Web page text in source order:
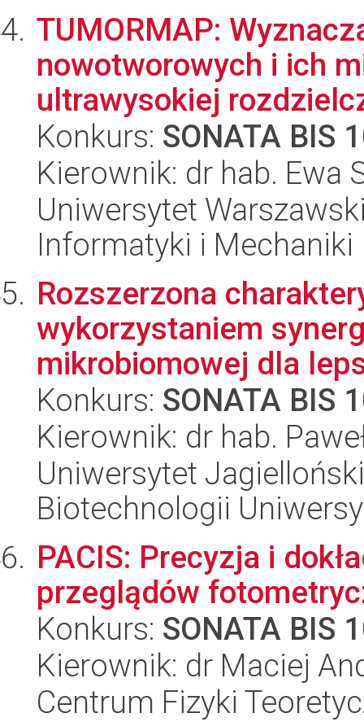
TUMORMAP:
nowotworowych i ich
ultrawysokiej
Konkurs: SONATA BIS
Kierownik: dr hab. Ewa
Uniwersytet
Informatyki i Mechaniki
Rozszerzona
wykorzystaniem
mikrobiomowej dla
Konkurs: SONATA BIS
Kierownik: dr hab.
Uniwersytet
Biotechnologii
PACIS: Precyzja i
przeglądów
Konkurs: SONATA BIS
Kierownik: dr Maciej
Centrum Fizyki